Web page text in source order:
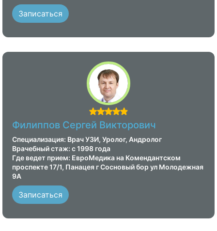
Записаться
Филиппов Сергей Викторович
Специализация: Врач УЗИ, Уролог, Андролог
Врачебный стаж: с 1998 года
Где ведет прием: ЕвроМедика на Комендантском
проспекте 17/1, Панацея г Сосновый бор ул Молодежная
9А
Записаться